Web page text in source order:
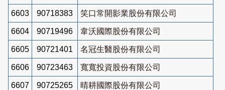
6603 90718383 笑口常開影業股份有限公司
6604 90719496 韋沃國際股份有限公司
6605 90721401 名冠生醫股份有限公司
6606 90723463 寬寬投資股份有限公司
6607 90725265 晴耕國際股份有限公司